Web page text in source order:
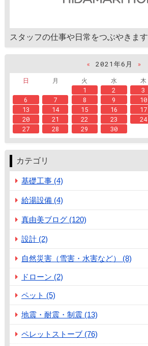
スタッフの仕事や日常をつぶやきます
« 2021年6月
»
日
月 火 水 木
1
2 3
6
7 8 9 10
13
14 15 16 17
20
21 22 23 24
27
28 29 30
カテゴリ
基礎工事 (4)
給湯設備 (4)
真由美ブログ (120)
設計 (2)
自然災害（雪害・水害など） (8)
ドローン (2)
ペット (5)
地震・耐震・制震 (13)
ペレットストーブ (76)